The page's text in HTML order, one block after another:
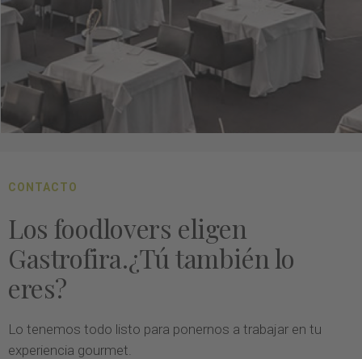
CONTACTO
Los foodlovers eligen
Gastrofira.¿Tú también lo
eres?
Lo tenemos todo listo para ponernos a trabajar en tu
experiencia gourmet.